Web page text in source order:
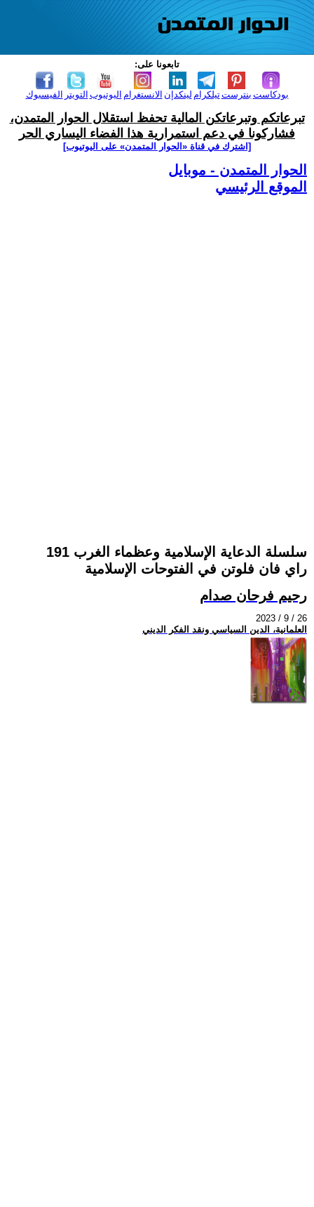
تابعونا على:
الفيسبوك التويتر اليوتيوب الانستغرام لينكدإن تيلكرامبنترست بودكاست
تبرعاتكم وتبرعاتكن المالية تحفظ استقلال الحوار المتمدن،
فشاركونا في دعم استمرارية هذا الفضاء اليساري الحر
[اشترك في قناة ‫«الحوار المتمدن» على اليوتيوب]
الحوار المتمدن - موبايل
الموقع الرئيسي
سلسلة الدعاية الإسلامية وعظماء الغرب 191
راي فان فلوتن في الفتوحات الإسلامية
رحيم فرحان صدام
2023 / 9 / 26
العلمانية، الدين السياسي ونقد الفكر الديني